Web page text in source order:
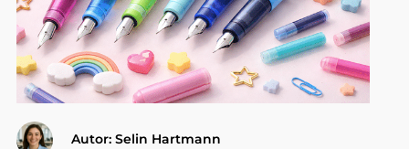
Gesundheit & Körperpflege
Autor: Selin Hartmann